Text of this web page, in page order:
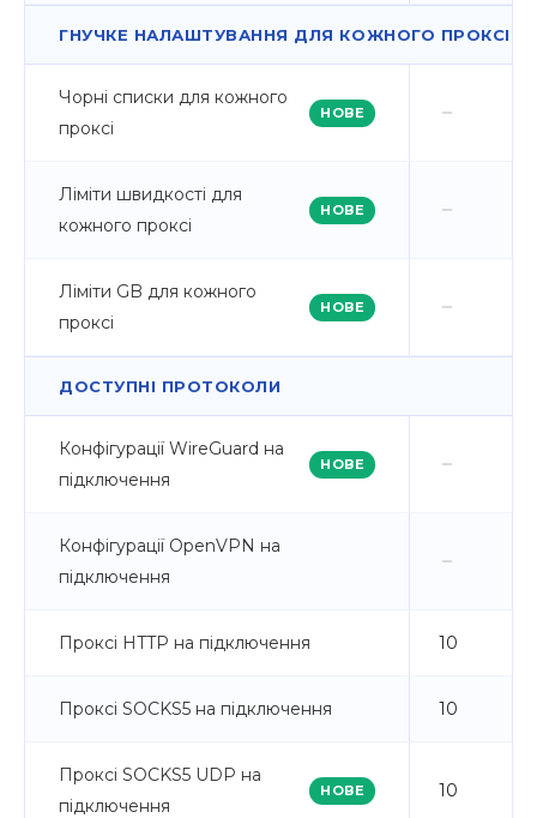
ГНУЧКЕ НАЛАШТУВАННЯ ДЛЯ КОЖНОГО ПРОКСІ
Чорні списки для кожного
проксі
НОВЕ
Ліміти швидкості для
кожного проксі
НОВЕ
Ліміти GB для кожного
проксі
НОВЕ
ДОСТУПНІ ПРОТОКОЛИ
Конфігурації WireGuard на
підключення
НОВЕ
Конфігурації OpenVPN на
підключення
Проксі HTTP на підключення 10
Проксі SOCKS5 на підключення 10
Проксі SOCKS5 UDP на
підключення
НОВЕ 10